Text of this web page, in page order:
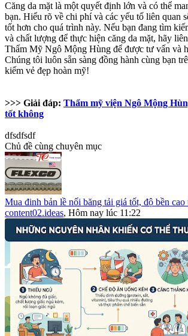
Căng da mặt là một quyết định lớn và có thể
bạn. Hiểu rõ về chi phí và các yếu tố liên quan
tốt hơn cho quá trình này. Nếu bạn đang tìm
và chất lượng để thực hiện căng da mặt, hãy
Thẩm Mỹ Ngô Mộng Hùng để được tư vấn và
Chúng tôi luôn sẵn sàng đồng hành cùng bạn
kiếm vẻ đẹp hoàn mỹ!
>>> Giải đáp: Thẩm mỹ viện Ngô Mộng
tốt không
dfsdfsdf
Chủ đề cùng chuyên mục
Mua đinh bản lề nối băng tải giá tốt, độ bền cao
content02.ideas, Hôm nay lúc 11:22